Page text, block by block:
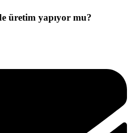
üretim yapıyor mu?